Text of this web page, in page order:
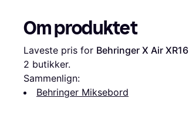
Om produktet
Laveste pris for Behringer X Air XR16
2 butikker.
Sammenlign:
Behringer Miksebord